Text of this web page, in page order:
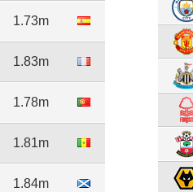
1.73m
1.83m
1.78m
1.81m
1.84m